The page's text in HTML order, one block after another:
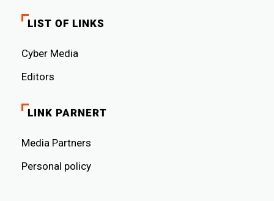
LIST OF LINKS
Cyber ​​Media
Editors
LINK PARNERT
Media Partners
Personal policy